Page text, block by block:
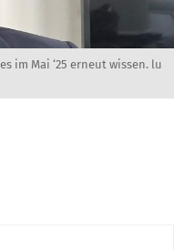
im Mai ‘25 erneut wissen. lu